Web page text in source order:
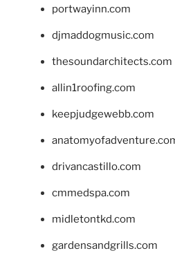
portwayinn.com
djmaddogmusic.com
thesoundarchitects.com
allin1roofing.com
keepjudgewebb.com
drivancastillo.com
cmmedspa.com
midletontkd.com
gardensandgrills.com